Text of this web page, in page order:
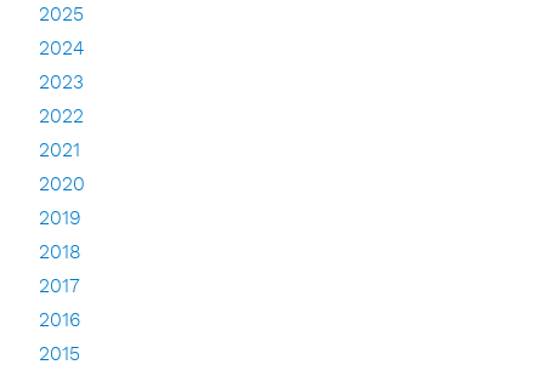
2025
2024
2023
2022
2021
2020
2019
2018
2017
2016
2015